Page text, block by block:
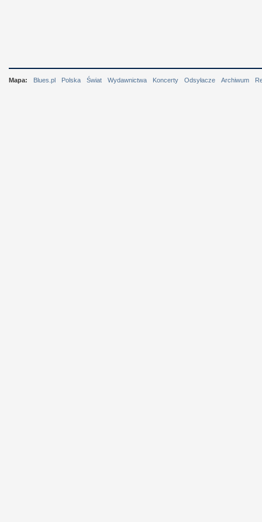
Mapa: Blues.pl Polska Świat Wydawnictwa Koncerty Odsyłacze Archiwum